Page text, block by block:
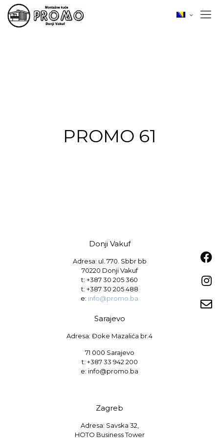
PROMO 61
Donji Vakuf
Adresa: ul. 770. Sbbr bb
70220 Donji Vakuf
t: +387 30 205 360
t: +387 30 205 488
e: info@promo.ba
Sarajevo
Adresa: Đoke Mazalića br.4
71 000 Sarajevo
t: +387 33 942 200
e: info@promo.ba
Zagreb
Adresa: Savska 32,
HOTO Business Tower